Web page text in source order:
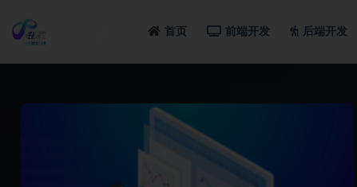
首页 前端开发 后端开发